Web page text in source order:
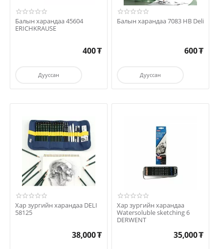
Балын харандаа 45604
ERICHKRAUSE
400₮
Дууссан
Балын харандаа 7083 HB Deli
600₮
Дууссан
Хар зургийн харандаа DELI
58125
38,000₮
Хар зургийн харандаа
Watersoluble sketching 6
DERWENT
35,000₮